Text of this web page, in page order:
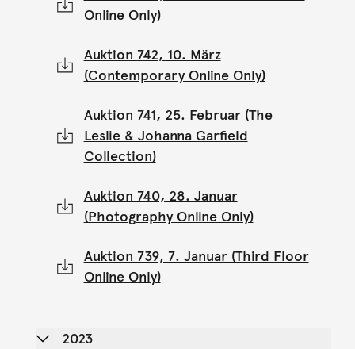
Online Only)
Auktion 742, 10. März
(Contemporary Online Only)
Auktion 741, 25. Februar (The
Leslie & Johanna Garfield
Collection)
Auktion 740, 28. Januar
(Photography Online Only)
Auktion 739, 7. Januar (Third Floor
Online Only)
2023